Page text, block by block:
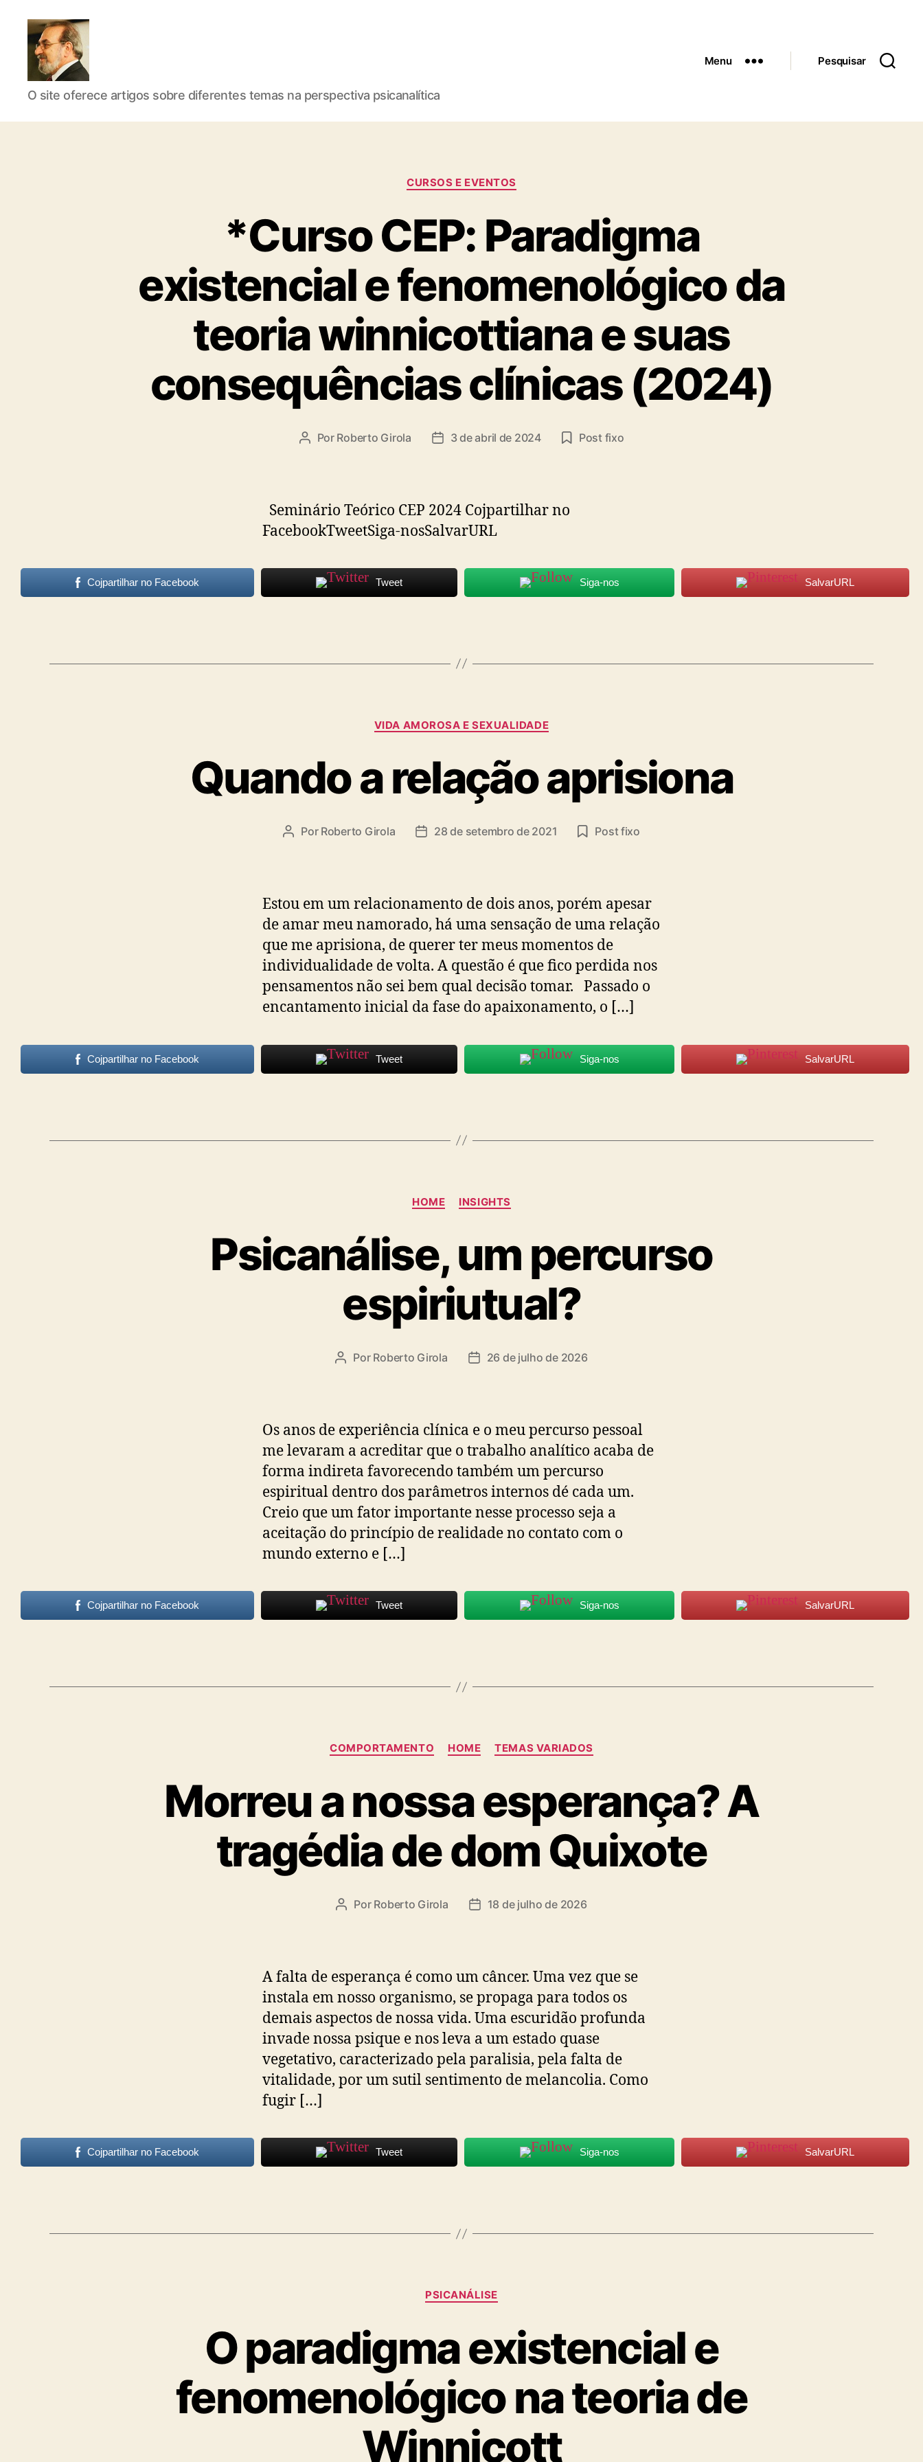
Roberto
Psicanalista
O site oferece artigos sobre diferentes temas na perspectiva psicanalítica
Menu Pesquisar
Categorias
CURSOS E EVENTOS
*Curso CEP: Paradigma
existencial e fenomenológico da
teoria winnicottiana e suas
consequências clínicas (2024)
Autor
Por Roberto Girola
Data3 de abril de 2024 Post fixo
Seminário Teórico CEP 2024 Cojpartilhar no
FacebookTweetSiga-nosSalvarURL
Cojpartilhar no Facebook Tweet Siga-nos SalvarURL
Categorias
VIDA AMOROSA E SEXUALIDADE
Quando a relação aprisiona
Autor
Por Roberto Girola
Data28 de setembro de 2021 Post fixo
Estou em um relacionamento de dois anos, porém apesar
de amar meu namorado, há uma sensação de uma relação
que me aprisiona, de querer ter meus momentos de
individualidade de volta. A questão é que fico perdida nos
pensamentos não sei bem qual decisão tomar. Passado o
encantamento inicial da fase do apaixonamento, o […]
Cojpartilhar no Facebook Tweet Siga-nos SalvarURL
Categorias
HOME INSIGHTS
Psicanálise, um percurso
espiriutual?
Autor
Por Roberto Girola
Data26 de julho de 2026
Os anos de experiência clínica e o meu percurso pessoal
me levaram a acreditar que o trabalho analítico acaba de
forma indireta favorecendo também um percurso
espiritual dentro dos parâmetros internos dé cada um.
Creio que um fator importante nesse processo seja a
aceitação do princípio de realidade no contato com o
mundo externo e […]
Cojpartilhar no Facebook Tweet Siga-nos SalvarURL
Categorias
COMPORTAMENTO HOME TEMAS VARIADOS
Morreu a nossa esperança? A
tragédia de dom Quixote
Autor
Por Roberto Girola
Data18 de julho de 2026
A falta de esperança é como um câncer. Uma vez que se
instala em nosso organismo, se propaga para todos os
demais aspectos de nossa vida. Uma escuridão profunda
invade nossa psique e nos leva a um estado quase
vegetativo, caracterizado pela paralisia, pela falta de
vitalidade, por um sutil sentimento de melancolia. Como
fugir […]
Cojpartilhar no Facebook Tweet Siga-nos SalvarURL
Categorias
PSICANÁLISE
O paradigma existencial e
fenomenológico na teoria de
Winnicott